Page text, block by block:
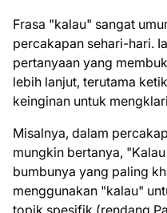
Frasa "kalau" sangat
percakapan sehari-hari.
pertanyaan yang
lebih lanjut, terutama
keinginan untuk
Misalnya, dalam
mungkin bertanya,
bumbunya yang paling
menggunakan "kalau"
topik spesifik (rendang